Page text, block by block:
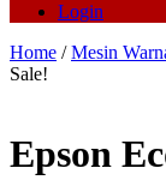
Login
Home /Mesin
Sale!
Epson